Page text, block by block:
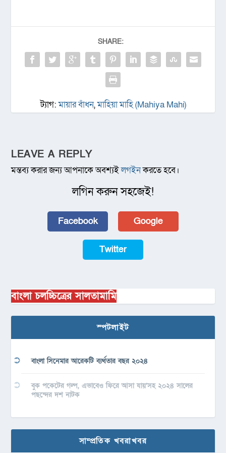
SHARE:
ট্যাগ:মায়ার বাঁধন,মাহিয়া মাহি (Mahiya Mahi)
LEAVE A REPLY
মন্তব্য করার জন্য আপনাকে অবশ্যইলগইনকরতে হবে।
লগিন করুন সহজেই!
Facebook Google
Twitter
বাংলা চলচ্চিত্রের সালতামামি
স্পটলাইট
বাংলা সিনেমার আরেকটি ব্যর্থতার বছর ২০২৪
বুক পকেটের গল্প, এভাবেও ফিরে আসা যায়’সহ ২০২৪ সালের
পছন্দের দশ নাটক
সাম্প্রতিক খবরাখবর